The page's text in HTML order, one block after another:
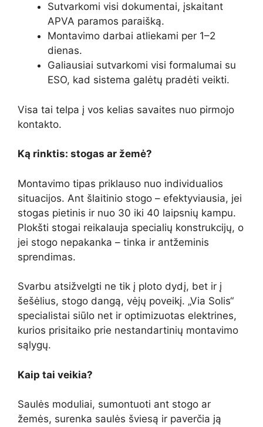
Sutvarkomi visi dokumentai, įskaitant
APVA paramos paraišką.
Montavimo darbai atliekami per 1–2
dienas.
Galiausiai sutvarkomi visi formalumai su
ESO, kad sistema galėtų pradėti veikti.
Visa tai telpa į vos kelias savaites nuo pirmojo
kontakto.
Ką rinktis: stogas ar žemė?
Montavimo tipas priklauso nuo individualios
situacijos. Ant šlaitinio stogo – efektyviausia, jei
stogas pietinis ir nuo 30 iki 40 laipsnių kampu.
Plokšti stogai reikalauja specialių konstrukcijų, o
jei stogo nepakanka – tinka ir antžeminis
sprendimas.
Svarbu atsižvelgti ne tik į ploto dydį, bet ir į
šešėlius, stogo dangą, vėjų poveikį. „Via Solis“
specialistai siūlo net ir optimizuotas elektrines,
kurios prisitaiko prie nestandartinių montavimo
sąlygų.
Kaip tai veikia?
Saulės moduliai, sumontuoti ant stogo ar
žemės, surenka saulės šviesą ir paverčia ją